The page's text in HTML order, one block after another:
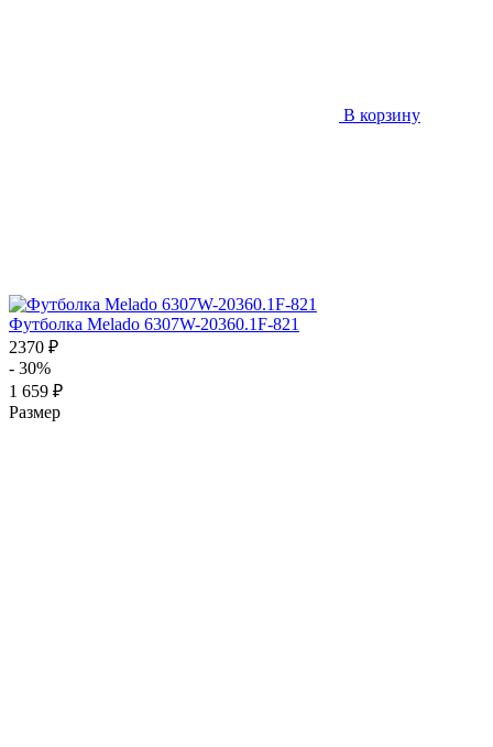
В корзину
Футболка Melado 6307W-20360.1F-821
2370 ₽
- 30%
1 659 ₽
Размер